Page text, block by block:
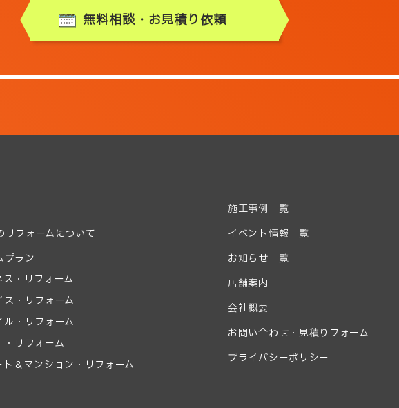
無料相談・お見積り依頼
リフォームについて
プラン
ス・リフォーム
ス・リフォーム
ル・リフォーム
・リフォーム
ト＆マンション・リフォーム
施工事例一覧
イベント情報一覧
お知らせ一覧
店舗案内
会社概要
お問い合わせ・見積りフォーム
プライバシーポリシー